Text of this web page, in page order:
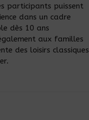
participants puissent
dans un cadre
dès 10 ans
aux familles
des loisirs classiques